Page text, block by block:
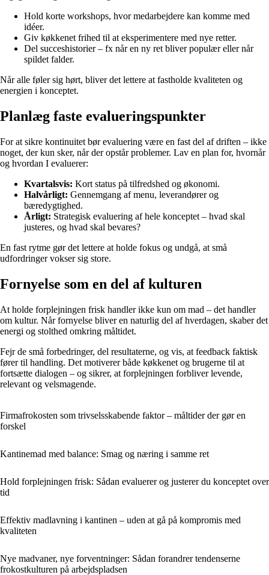
Hold korte workshops, hvor medarbejdere kan komme med
idéer.
Giv køkkenet frihed til at eksperimentere med nye retter.
Del succeshistorier – fx når en ny ret bliver populær eller når
spildet falder.
Når alle føler sig hørt, bliver det lettere at fastholde kvaliteten og
energien i konceptet.
Planlæg faste evalueringspunkter
For at sikre kontinuitet bør evaluering være en fast del af driften – ikke
noget, der kun sker, når der opstår problemer. Lav en plan for, hvornår
og hvordan I evaluerer:
Kvartalsvis: Kort status på tilfredshed og økonomi.
Halvårligt: Gennemgang af menu, leverandører og
bæredygtighed.
Årligt: Strategisk evaluering af hele konceptet – hvad skal
justeres, og hvad skal bevares?
En fast rytme gør det lettere at holde fokus og undgå, at små
udfordringer vokser sig store.
Fornyelse som en del af kulturen
At holde forplejningen frisk handler ikke kun om mad – det handler
om kultur. Når fornyelse bliver en naturlig del af hverdagen, skaber det
energi og stolthed omkring måltidet.
Fejr de små forbedringer, del resultaterne, og vis, at feedback faktisk
fører til handling. Det motiverer både køkkenet og brugerne til at
fortsætte dialogen – og sikrer, at forplejningen forbliver levende,
relevant og velsmagende.
Firmafrokosten som trivselsskabende faktor – måltider der gør en
forskel
Kantinemad med balance: Smag og næring i samme ret
Hold forplejningen frisk: Sådan evaluerer og justerer du konceptet over
tid
Effektiv madlavning i kantinen – uden at gå på kompromis med
kvaliteten
Nye madvaner, nye forventninger: Sådan forandrer tendenserne
frokostkulturen på arbejdspladsen